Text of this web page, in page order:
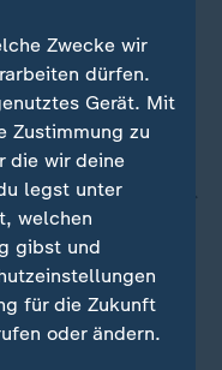
Zwecke wir
dürfen.
Gerät. Mit
Zustimmung zu
die wir deine
legst unter
welchen
gibst und
für die Zukunft
oder ändern.